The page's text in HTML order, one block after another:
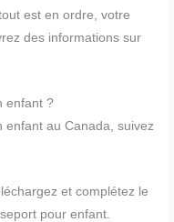
est en ordre, votre
des informations sur
enfant ?
enfant au Canada, suivez
et complétez le
pour enfant.